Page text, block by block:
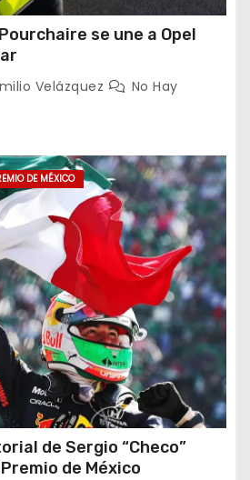
se une a Opel
Velázquez
No Hay
DE MÉXICO
de Sergio “Checo”
de México